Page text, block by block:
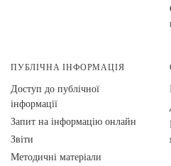
ПУБЛІЧНА ІНФОРМАЦІЯ
Доступ до публічної
інформації
Запит на інформацію онлайн
Звіти
Методичні матеріали